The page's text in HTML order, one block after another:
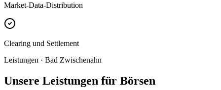
Market-Data-Distribution
Clearing und Settlement
Leistungen · Bad Zwischenahn
Unsere Leistungen für Börsen